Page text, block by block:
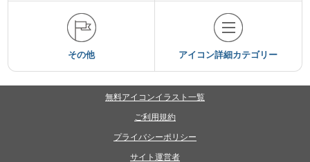
その他 アイコン詳細カテゴリー
無料アイコンイラスト一覧
ご利用規約
プライバシーポリシー
サイト運営者